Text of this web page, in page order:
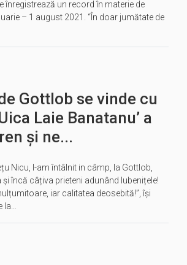
înregistrează un record în materie de
– 1 august 2021. “În doar jumătate de
Gottlob se vinde cu
Laie Banatanu’ a
și ne...
Nicu, l-am întâlnit in câmp, la Gottlob,
încă câțiva prieteni adunând lubenițele!
iar calitatea deosebită!”, își